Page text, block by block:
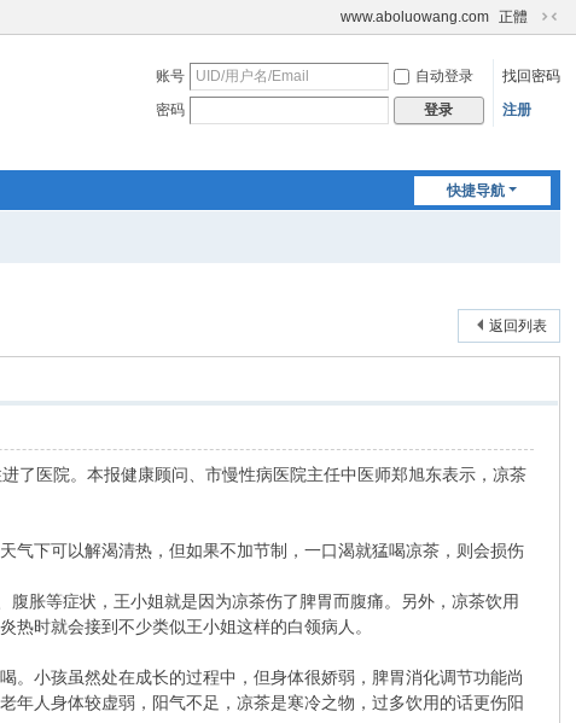
www.aboluowang.com 正體
切
到
账号 自动登录
找回密码
密码
登录 注册
快捷导航
返回列表
了医院。本报健康顾问、市慢性病医院主任中医师郑旭东表示，凉茶
下可以解渴清热，但如果不加节制，一口渴就猛喝凉茶，则会损伤
胀等症状，王小姐就是因为凉茶伤了脾胃而腹痛。另外，凉茶饮用
时就会接到不少类似王小姐这样的白领病人。
小孩虽然处在成长的过程中，但身体很娇弱，脾胃消化调节功能尚
年人身体较虚弱，阳气不足，凉茶是寒冷之物，过多饮用的话更伤阳